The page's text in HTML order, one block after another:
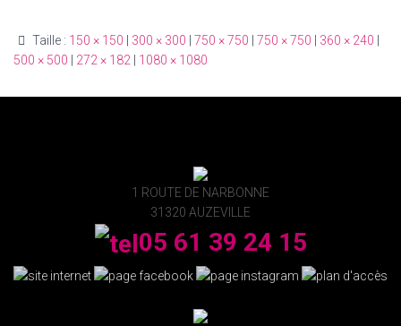
Taille : 150 × 150 300 × 300 750 × 750 750 × 750 360 × 240
500 × 500
272 × 182 1080 × 1080
1 ROUTE DE NARBONNE
31320 AUZEVILLE
05 61 39 24 15